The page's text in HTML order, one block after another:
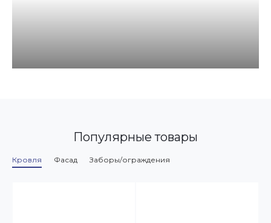
Популярные товары
Кровля Фасад Заборы/ограждения